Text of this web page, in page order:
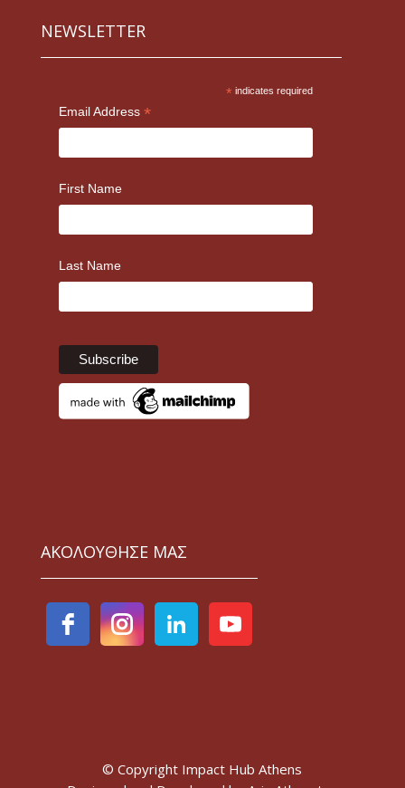
NEWSLETTER
* indicates required
Email Address *
First Name
Last Name
ΑΚΟΛΟΥΘΗΣΕ ΜΑΣ
© Copyright Impact Hub Athens